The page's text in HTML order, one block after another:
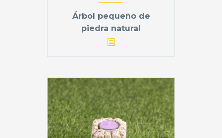
Árbol pequeño de
piedra natural